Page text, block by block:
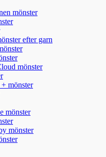
mönster
efter garn
mönster
mönster
mönster
mönster